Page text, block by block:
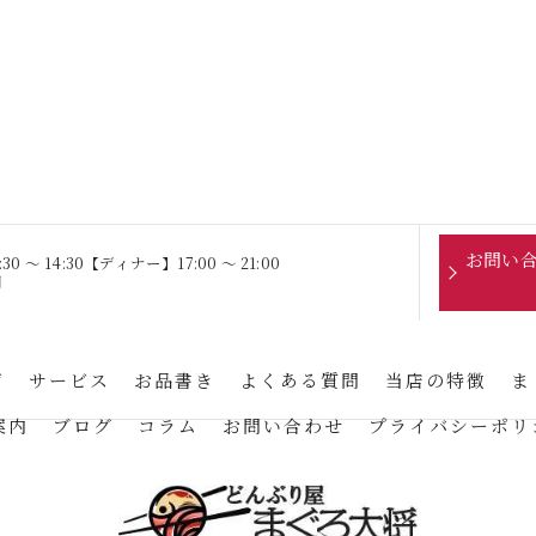
〜 14:30【ディナー】17:00 〜 21:00
お問い
サービス お品書き よくある質問 当店の特徴
内
ブログ コラム お問い合わせ プライバシーポリ